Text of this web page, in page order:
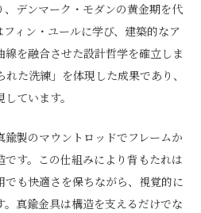
デンマーク・モダンの黄金期を代
ィン・ユールに学び、建築的なア
を融合させた設計哲学を確立しま
た洗練」を体現した成果であり、
ています。
製のマウントロッドでフレームか
です。この仕組みにより背もたれは
も快適さを保ちながら、視覚的に
真鍮金具は構造を支えるだけでな